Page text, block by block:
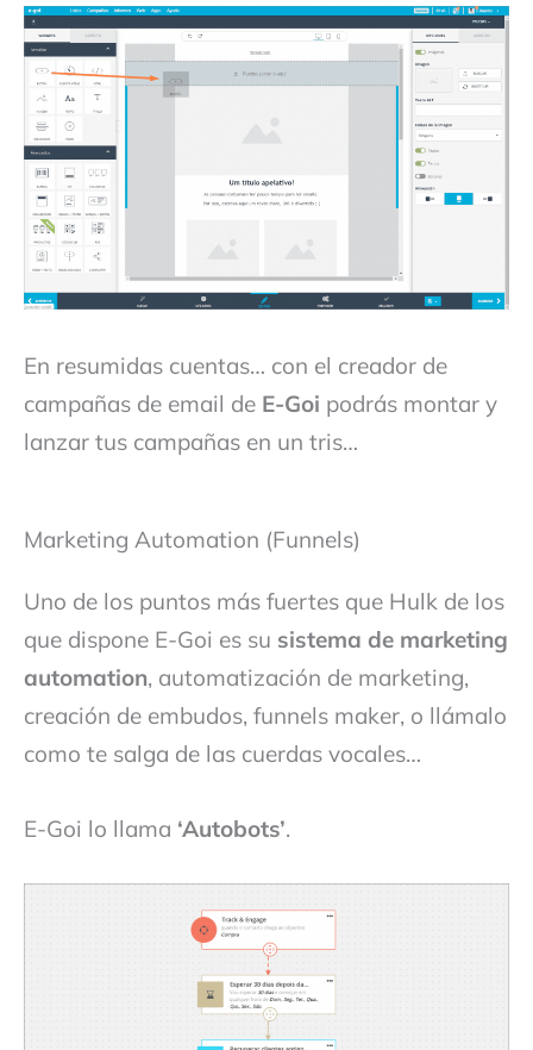
En resumidas cuentas… con el creador de
campañas de email de E-Goi podrás montar y
lanzar tus campañas en un tris…
Marketing Automation (Funnels)
Uno de los puntos más fuertes que Hulk de los
que dispone E-Goi es su sistema de marketing
automation, automatización de marketing,
creación de embudos, funnels maker, o llámalo
como te salga de las cuerdas vocales…
E-Goi lo llama ‘Autobots’.